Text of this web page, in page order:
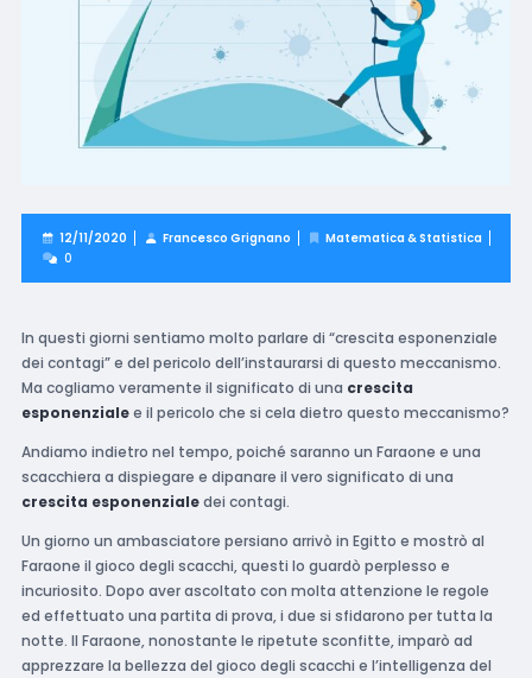
12/11/2020 Francesco Grignano
Matematica & Statistica
0
In questi giorni sentiamo molto parlare di “crescita esponenziale
dei contagi” e del pericolo dell’instaurarsi di questo meccanismo.
Ma cogliamo veramente il significato di una crescita
esponenzialee il pericolo che si cela dietro questo meccanismo?
Andiamo indietro nel tempo, poiché saranno un Faraone e una
scacchiera a dispiegare e dipanare il vero significato di una
crescita esponenzialedei contagi.
Un giorno un ambasciatore persiano arrivò in Egitto e mostrò al
Faraone il gioco degli scacchi, questi lo guardò perplesso e
incuriosito. Dopo aver ascoltato con molta attenzione le regole
ed effettuato una partita di prova, i due si sfidarono per tutta la
notte. Il Faraone, nonostante le ripetute sconfitte, imparò ad
apprezzare la bellezza del gioco degli scacchi e l’intelligenza del